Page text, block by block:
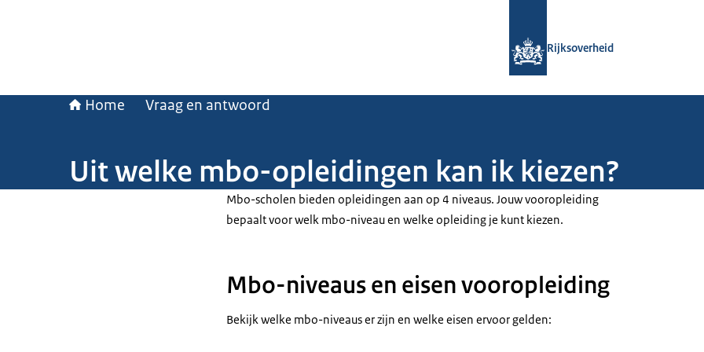
Rijksoverheid
Home Vraag en antwoord
Uit welke mbo-opleidingen kan ik kiezen?
Mbo-scholen bieden opleidingen aan op 4 niveaus. Jouw vooropleiding
bepaalt voor welk mbo-niveau en welke opleiding je kunt kiezen.
Mbo-niveaus en eisen vooropleiding
Bekijk welke mbo-niveaus er zijn en welke eisen ervoor gelden: